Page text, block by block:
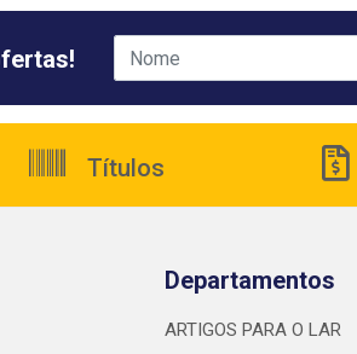
Títulos
Departamentos
ARTIGOS PARA O LAR